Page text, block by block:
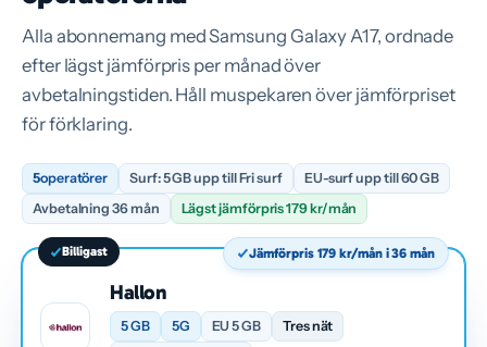
Alla abonnemang med Samsung Galaxy A17, ordnade
efter lägst jämförpris per månad över
avbetalningstiden. Håll muspekaren över jämförpriset
för förklaring.
5operatörer Surf: 5 GB upp till Fri surf
EU-surf upp till 60 GB
Avbetalning 36 mån
Lägst jämförpris 179 kr/mån
Billigast
Hallon
5 GB 5G EU 5 GB
Tres nät
Jämförpris 179 kr/mån i 36 mån